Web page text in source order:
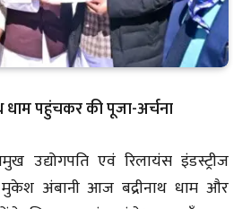
धाम पहुंचकर की पूजा-अर्चना
उद्योगपति एवं रिलायंस इंडस्ट्रीज
अंबानी आज बद्रीनाथ धाम और